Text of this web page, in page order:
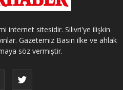
internet sitesidir. Silivri'ye ilişkin
Gazetemiz Basın ilke ve ahlak
söz vermiştir.